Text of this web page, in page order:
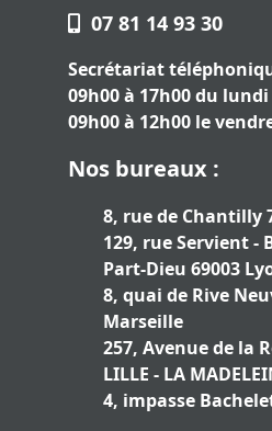
07 81 14 93 30
Secrétariat
09h00 à 17h00 du
09h00 à 12h00 le
Nos bureaux :
8, rue de Chantilly
129, rue Servient -
Part-Dieu 69003
8, quai de Rive
Marseille
257, Avenue de la
LILLE - LA
4, impasse